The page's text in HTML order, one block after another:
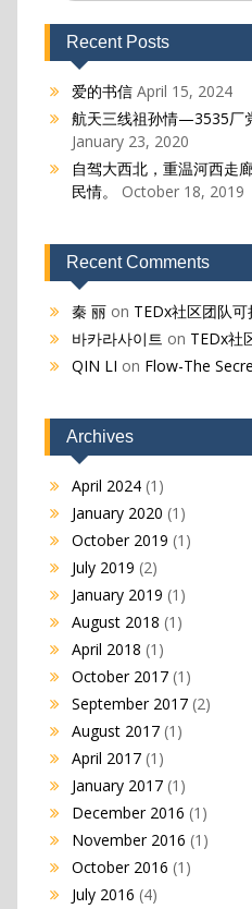
Recent Posts
爱的书信 April 15, 2024
航天三线祖孙情—3535厂
January 23, 2020
自驾大西北，重温河西走
民情。
October 18, 2019
Recent Comments
秦 丽on TEDx社区团队
바카라사이트 on TEDx社
QIN LI on Flow-The
Archives
April 2024(1)
January 2020 (1)
October 2019 (1)
July 2019 (2)
January 2019 (1)
August 2018 (1)
April 2018 (1)
October 2017(1)
September 2017(2)
August 2017(1)
April 2017(1)
January 2017(1)
December 2016 (1)
November 2016 (1)
October 2016 (1)
July 2016 (4)